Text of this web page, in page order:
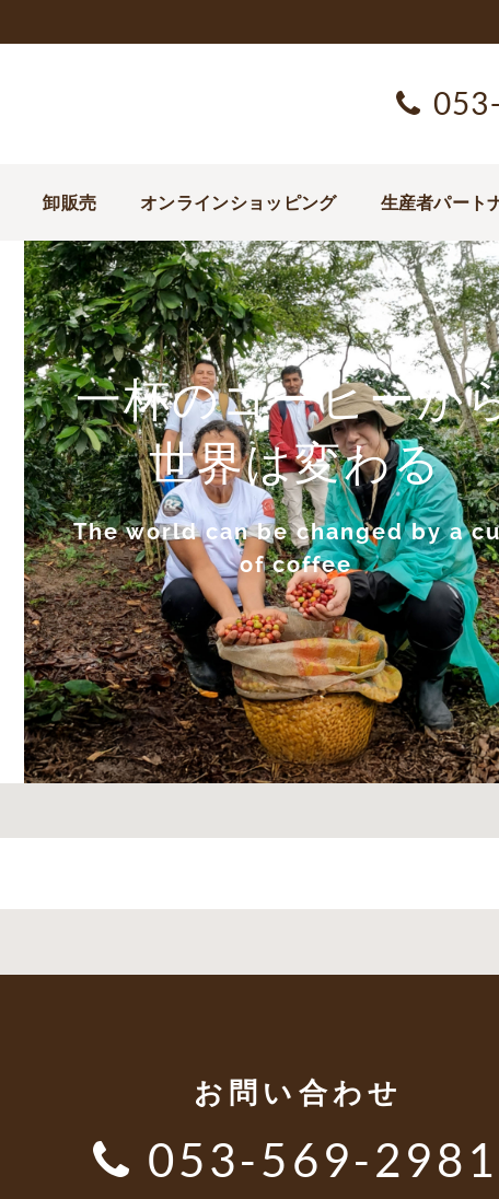
卸販売 オンラインショッピング 生産者パート
一杯のコーヒーか
世界は変わる
The world can be changedby a
of coffee
お問い合わせ
053-569-2981